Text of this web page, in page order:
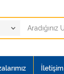
İletişim